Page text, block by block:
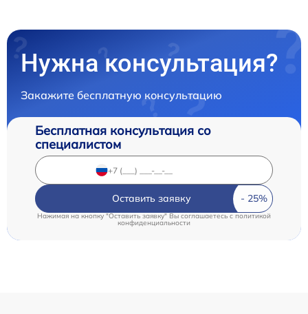
Нужна консультация?
Закажите бесплатную консультацию
Бесплатная консультация со
специалистом
Оставить заявку
Нажимая на кнопку "Оставить заявку" Вы соглашаетесь c политикой
конфиденциальности